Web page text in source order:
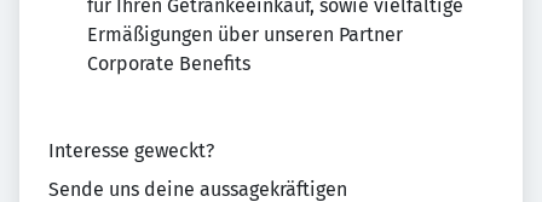
für Ihren Getränkeeinkauf, sowie vielfältige
Ermäßigungen über unseren Partner
Corporate Benefits
Interesse geweckt?
Sende uns deine aussagekräftigen